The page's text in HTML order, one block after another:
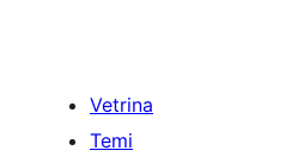
Vetrina
Temi